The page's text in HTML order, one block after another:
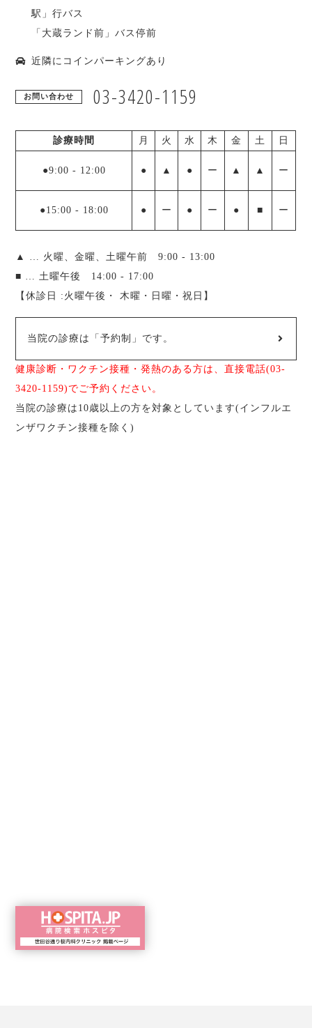
駅」行バス
「大蔵ランド前」バス停前
近隣にコインパーキングあり
お問い合わせ 03-3420-1159
診療時間 月 火 水 木 金 土 日
●9:00 - 12:00 ● ▲ ● ー ▲ ▲ ー
●15:00 - 18:00 ● ー ● ー ● ■ ー
▲ … 火曜、金曜、土曜午前 9:00 - 13:00
■ … 土曜午後 14:00 - 17:00
【休診日 :火曜午後・ 木曜・日曜・祝日】
当院の診療は「予約制」です。
健康診断・ワクチン接種・発熱のある方は、直接電話(03-
3420-1159)でご予約ください。
当院の診療は10歳以上の方を対象としています(インフルエ
ンザワクチン接種を除く)